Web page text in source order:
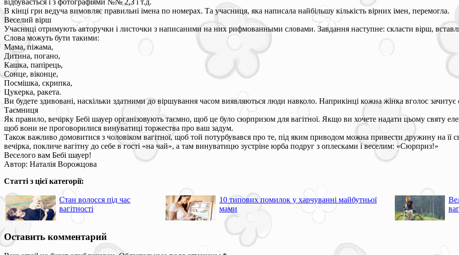
В кінці гри ведуча вимовляє правильні імена по номерах. Та учасниця, яка написала найбільшу кількість вірних імен, перемогла.
Веселий вірш
Учасниці отримують авторучки і листочки з написаними на них рифмованными словами. Завдання наступне: скласти вірш,
Слова можуть бути такими:
Мама, піжама,
Дитина, погано,
Кашка, папірець,
Сонце, віконце,
Посмішка, скрипка,
Цукерка, ракета.
Ви будете здивовані, наскільки здатними до віршування часом виявляються люди навколо. Наприкінці кожна жінка вголос зачитує
Таємниця
Як правило, вечірку Бебі шауер організовують таємно, щоб це було сюрпризом для вагітної. Якщо ви хочете надати цьому святу
щоб вони не проговорилися винуватиці торжества про ваш задум.
Також важливо домовитися з чоловіком вагітної, щоб той потурбувався про те, під яким приводом можна привести дружину на її
вечірка, покличе вагітну до себе в гості «на чай», а там винуватицю зустріне юрба подруг з оплесками і веселим: «Сюрприз!»
Веселого вам Бебі шауер!
Автор: Наталія Ворожцова
Статті з цієї категорії:
Стан волосся під час
вагітності
10 типових помилок у харчуванні майбутньої
мами
Оставить комментарий